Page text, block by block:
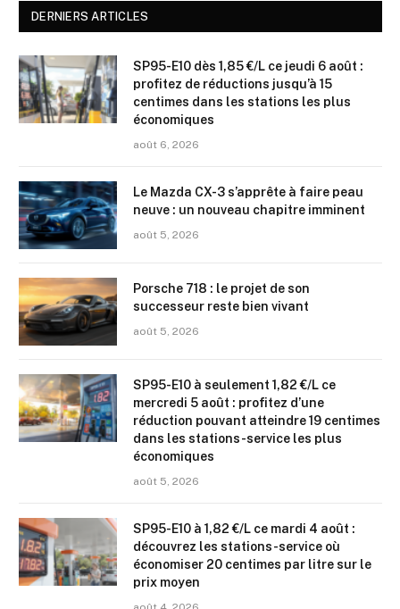
DERNIERS ARTICLES
SP95-E10 dès 1,85 €/L ce jeudi 6 août :
profitez de réductions jusqu’à 15
centimes dans les stations les plus
économiques
août 6, 2026
Le Mazda CX-3 s’apprête à faire peau
neuve : un nouveau chapitre imminent
août 5, 2026
Porsche 718 : le projet de son
successeur reste bien vivant
août 5, 2026
SP95-E10 à seulement 1,82 €/L ce
mercredi 5 août : profitez d’une
réduction pouvant atteindre 19 centimes
dans les stations-service les plus
économiques
août 5, 2026
SP95-E10 à 1,82 €/L ce mardi 4 août :
découvrez les stations-service où
économiser 20 centimes par litre sur le
prix moyen